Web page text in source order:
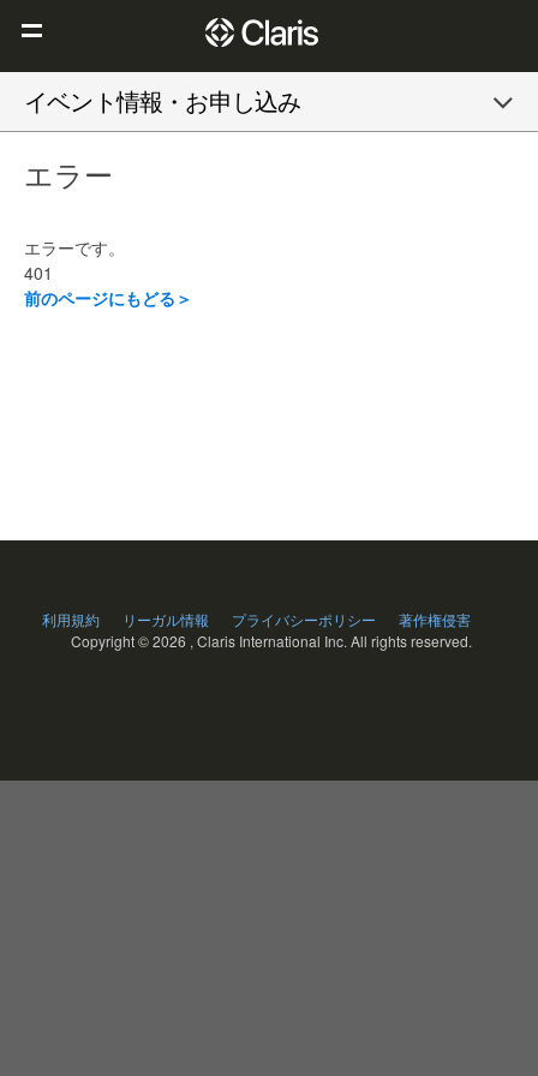
Claris を選ぶ理由
Claris FileMaker
イベント情報・お申し込み
エラー
エラーです。
401
前のページにもどる＞
利用規約 リーガル情報 プライバシーポリシー
著作権侵害
Copyright ©2026 , Claris International Inc. All rights reserved.